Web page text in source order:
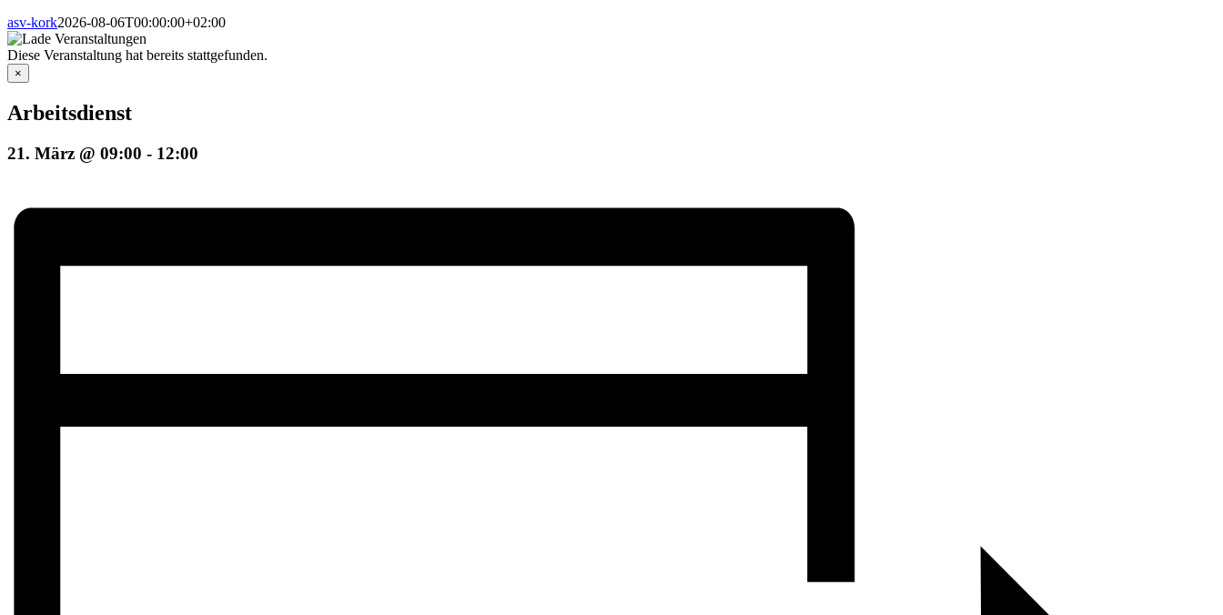
asv-kork2026-08-06T00:00:00+02:00
Diese Veranstaltung hat bereits stattgefunden.
×
Arbeitsdienst
21. März @ 09:00 - 12:00